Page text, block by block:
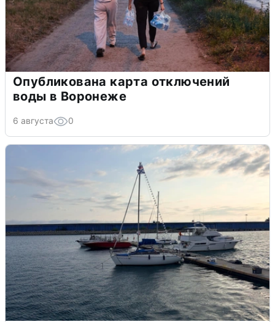
Опубликована карта отключений
воды в Воронеже
6 августа 0